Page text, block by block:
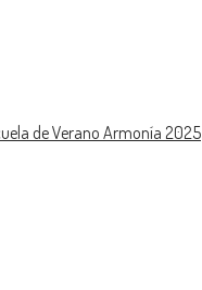
de Verano Armonía 2025